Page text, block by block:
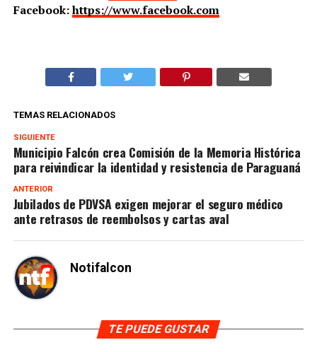
Facebook:https://www.facebook.com
TEMAS RELACIONADOS
SIGUIENTE
Municipio Falcón crea Comisión de la Memoria Histórica
para reivindicar la identidad y resistencia de Paraguaná
ANTERIOR
Jubilados de PDVSA exigen mejorar el seguro médico
ante retrasos de reembolsos y cartas aval
Notifalcon
TE PUEDE GUSTAR